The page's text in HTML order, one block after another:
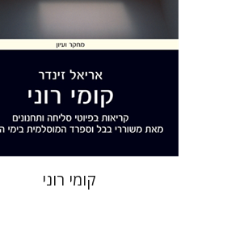
הנחת אתר ספר מודפס
$35
$32
קומי רוני